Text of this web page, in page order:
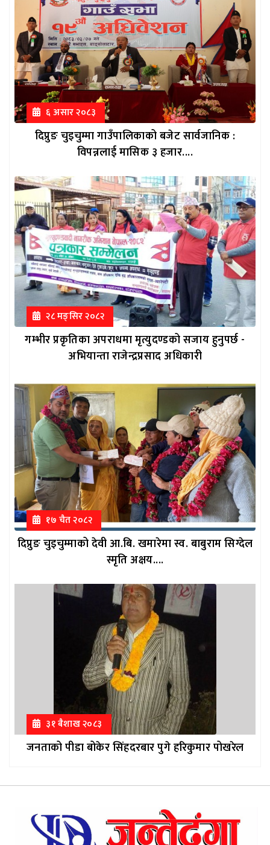
६ असार २०८३
दिप्रुङ चुइचुम्मा गाउँपालिकाको बजेट सार्वजानिक :
विपन्नलाई मासिक ३ हजार....
२८ मङ्सिर २०८२
गम्भीर प्रकृतिका अपराधमा मृत्युदण्डको सजाय हुनुपर्छ -
अभियान्ता राजेन्द्रप्रसाद अधिकारी
१७ चैत २०८२
दिप्रुङ चुइचुम्माको देवी आ.बि. खमारेमा स्व. बाबुराम सिग्देल
स्मृति अक्षय....
३१ ब‌ैशाख २०८३
जनताको पीडा बोकेर सिंहदरबार पुगे हरिकुमार पोखरेल